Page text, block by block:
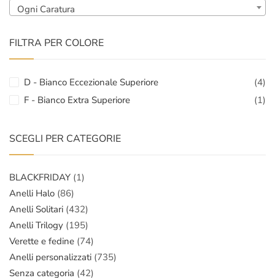
Ogni Caratura
FILTRA PER COLORE
D - Bianco Eccezionale Superiore
(4)
F - Bianco Extra Superiore
(1)
SCEGLI PER CATEGORIE
BLACKFRIDAY (1)
Anelli Halo (86)
Anelli Solitari (432)
Anelli Trilogy (195)
Verette e fedine (74)
Anelli personalizzati (735)
Senza categoria (42)